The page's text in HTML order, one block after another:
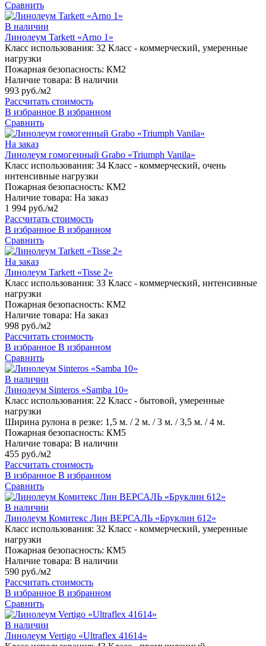
Сравнить
В наличии
Линолеум Tarkett «Arno 1»
Класс использования: 32 Класс - коммерческий, умеренные
нагрузки
Пожарная безопасность: КМ2
Наличие товара: В наличии
993 руб./м2
Рассчитать стоимость
В избранное В избранном
Сравнить
На заказ
Линолеум гомогенный Grabo «Triumph Vanila»
Класс использования: 34 Класс - коммерческий, очень
интенсивные нагрузки
Пожарная безопасность: КМ2
Наличие товара: На заказ
1 994 руб./м2
Рассчитать стоимость
В избранное В избранном
Сравнить
На заказ
Линолеум Tarkett «Tisse 2»
Класс использования: 33 Класс - коммерческий, интенсивные
нагрузки
Пожарная безопасность: КМ2
Наличие товара: На заказ
998 руб./м2
Рассчитать стоимость
В избранное В избранном
Сравнить
В наличии
Линолеум Sinteros «Samba 10»
Класс использования: 22 Класс - бытовой, умеренные
нагрузки
Ширина рулона в резке: 1,5 м. / 2 м. / 3 м. / 3,5 м. / 4 м.
Пожарная безопасность: КМ5
Наличие товара: В наличии
455 руб./м2
Рассчитать стоимость
В избранное В избранном
Сравнить
В наличии
Линолеум Комитекс Лин ВЕРСАЛЬ «Бруклин 612»
Класс использования: 32 Класс - коммерческий, умеренные
нагрузки
Пожарная безопасность: КМ5
Наличие товара: В наличии
590 руб./м2
Рассчитать стоимость
В избранное В избранном
Сравнить
В наличии
Линолеум Vertigo «Ultraflex 41614»